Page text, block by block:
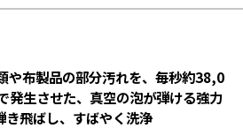
や布製品の部分汚れを、毎秒約38,0
発生させた、真空の泡が弾ける強力
き飛ばし、すばやく洗浄